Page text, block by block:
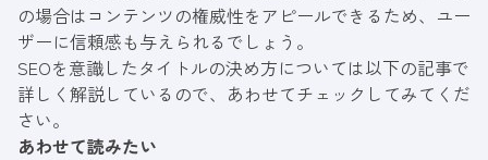
の場合はコンテンツの権威性をアピールできるため、ユー
ザーに信頼感も与えられるでしょう。
SEOを意識したタイトルの決め方については以下の記事で
詳しく解説しているので、あわせてチェックしてみてくだ
さい。
あわせて読みたい